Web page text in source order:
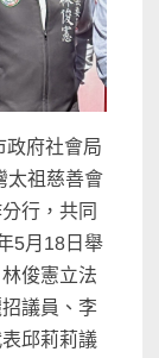
政府社會局
太祖慈善會
行，共同
5月18日舉
俊憲立法
議員、李
邱莉莉議